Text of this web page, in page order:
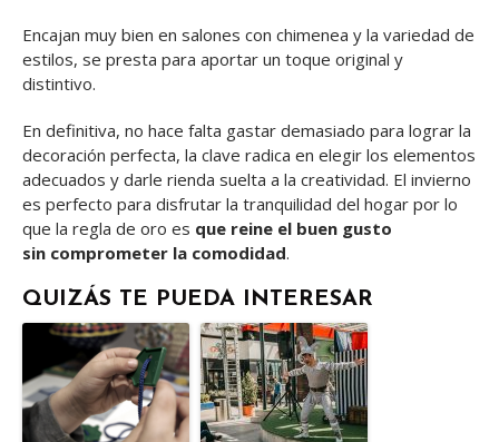
Encajan muy bien en salones con chimenea y la variedad de
estilos, se presta para aportar un toque original y
distintivo.
En definitiva, no hace falta gastar demasiado para lograr la
decoración perfecta, la clave radica en elegir los elementos
adecuados y darle rienda suelta a la creatividad. El invierno
es perfecto para disfrutar la tranquilidad del hogar por lo
que la regla de oro es que reine el buen gusto
sin comprometer la comodidad.
QUIZÁS TE PUEDA INTERESAR